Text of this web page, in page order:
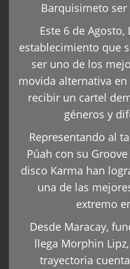
Barquisimeto
Este 6 de Agosto,
establecimiento que
ser uno de los
movida alternativa en
recibir un cartel
géneros y
Representando al
Púah con su
disco Karma han
una de las
extremo
Desde Maracay,
llega Morphin
trayectoria